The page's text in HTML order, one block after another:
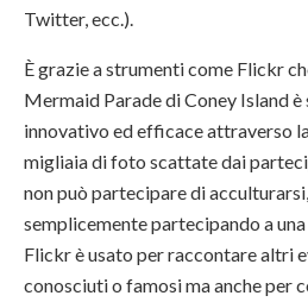
Twitter, ecc.).
È grazie a strumenti come Flickr
Mermaid Parade di Coney Island
innovativo ed efficace attraverso
migliaia di foto scattate dai
non può partecipare di
semplicemente partecipando a
Flickr è usato per raccontare altri
conosciuti o famosi ma anche per